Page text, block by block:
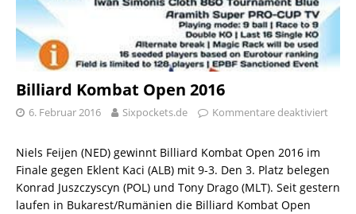
Billiard Kombat Open 2016
6. Februar 2016 Sixpockets.de Kommentare deaktiviert
Niels Feijen (NED) gewinnt Billiard Kombat Open 2016 im
Finale gegen Eklent Kaci (ALB) mit 9-3. Den 3. Platz belegen
Konrad Juszczyscyn (POL) und Tony Drago (MLT). Seit gestern
laufen in Bukarest/Rumänien die Billiard Kombat Open